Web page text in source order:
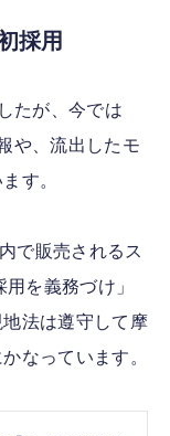
採用
たが、今では
や、流出したモ
す。
で販売されるス
を義務づけ」
法は遵守して摩
なっています。